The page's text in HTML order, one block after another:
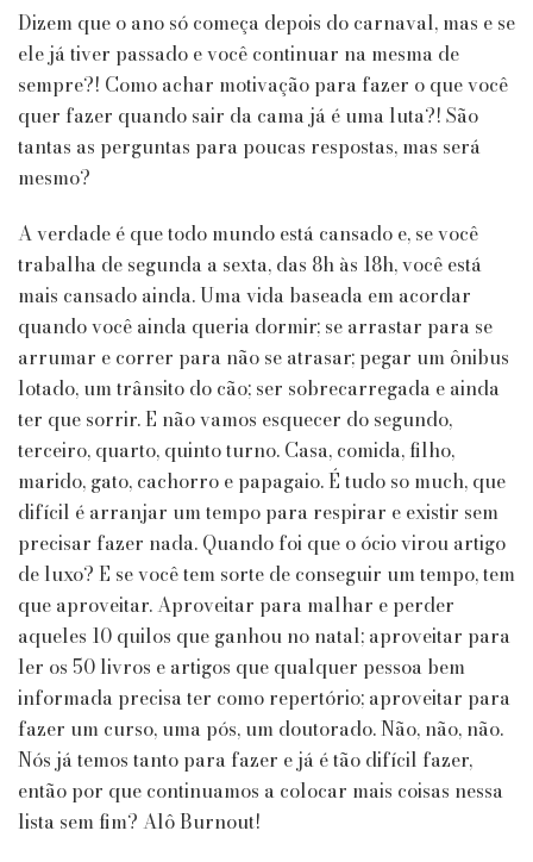
Passou
Agora?
Dizem que o ano só começa depois do carnaval, mas e se
ele já tiver passado e você continuar na mesma de
sempre?! Como achar motivação para fazer o que você
quer fazer quando sair da cama já é uma luta?! São
tantas as perguntas para poucas respostas, mas será
mesmo?
A verdade é que todo mundo está cansado e, se você
trabalha de segunda a sexta, das 8h às 18h, você está
mais cansado ainda. Uma vida baseada em acordar
quando você ainda queria dormir; se arrastar para se
arrumar e correr para não se atrasar; pegar um ônibus
lotado, um trânsito do cão; ser sobrecarregada e ainda
ter que sorrir. E não vamos esquecer do segundo,
terceiro, quarto, quinto turno. Casa, comida, filho,
marido, gato, cachorro e papagaio. É tudo so much, que
difícil é arranjar um tempo para respirar e existir sem
precisar fazer nada. Quando foi que o ócio virou artigo
de luxo? E se você tem sorte de conseguir um tempo, tem
que aproveitar. Aproveitar para malhar e perder
aqueles 10 quilos que ganhou no natal; aproveitar para
ler os 50 livros e artigos que qualquer pessoa bem
informada precisa ter como repertório; aproveitar para
fazer um curso, uma pós, um doutorado. Não, não, não.
Nós já temos tanto para fazer e já é tão difícil fazer,
então por que continuamos a colocar mais coisas nessa
lista sem fim? Alô Burnout!